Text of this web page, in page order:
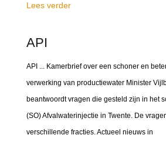
Lees verder
API
API ... Kamerbrief over een schoner en
verwerking van productiewater Minister
beantwoordt vragen die gesteld zijn in het
(SO) Afvalwaterinjectie in Twente. De
verschillende fracties. Actueel nieuws in